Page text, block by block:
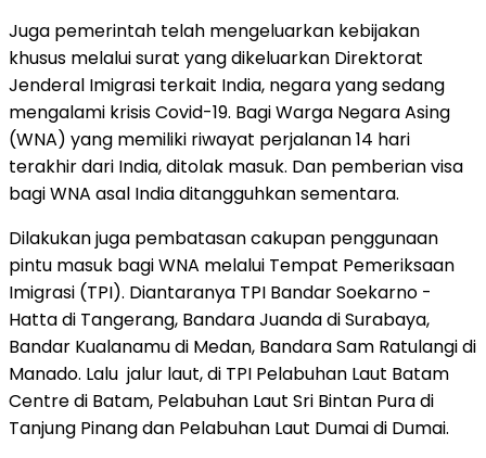
Juga pemerintah telah mengeluarkan kebijakan
khusus melalui surat yang dikeluarkan Direktorat
Jenderal Imigrasi terkait India, negara yang sedang
mengalami krisis Covid-19. Bagi Warga Negara Asing
(WNA) yang memiliki riwayat perjalanan 14 hari
terakhir dari India, ditolak masuk. Dan pemberian visa
bagi WNA asal India ditangguhkan sementara.
Dilakukan juga pembatasan cakupan penggunaan
pintu masuk bagi WNA melalui Tempat Pemeriksaan
Imigrasi (TPI). Diantaranya TPI Bandar Soekarno -
Hatta di Tangerang, Bandara Juanda di Surabaya,
Bandar Kualanamu di Medan, Bandara Sam Ratulangi di
Manado. Lalu jalur laut, di TPI Pelabuhan Laut Batam
Centre di Batam, Pelabuhan Laut Sri Bintan Pura di
Tanjung Pinang dan Pelabuhan Laut Dumai di Dumai.